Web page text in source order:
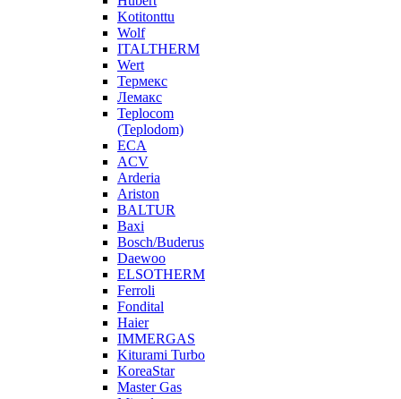
Kotitonttu
Wolf
ITALTHERM
Wert
Термекс
Лемакс
Teplocom
(Teplodom)
ECA
ACV
Arderia
Ariston
BALTUR
Baxi
Bosch/Buderus
Daewoo
ELSOTHERM
Ferroli
Fondital
Haier
IMMERGAS
Kiturami Turbo
KoreaStar
Master Gas